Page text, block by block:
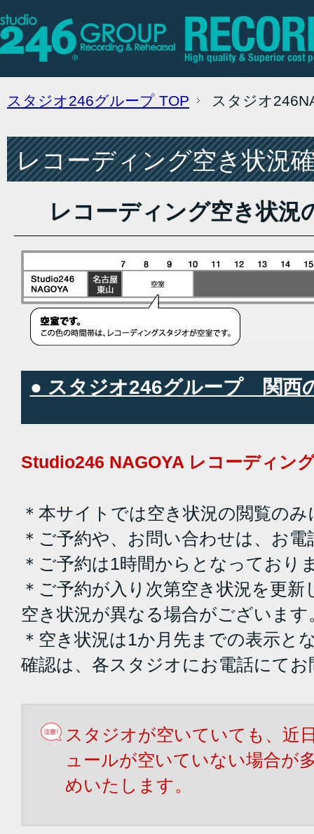
スタジオ246グループ TOP スタジオ
レコーディング空き状況
レコーディング空き状況
● スタジオ246グループ 関西
Studio246 NAGOYA レコーディン
＊本サイトでは空き状況の閲覧の
＊ご予約や、お問い合わせは、お
＊ご予約は1時間からとなっており
＊ご予約が入り次第空き状況を更
空き状況が異なる場合がございます
＊空き状況は1か月先までの表示と
確認は、各スタジオにお電話にて
スタジオが空いていても、近
ュールが空いていない場合が
めいたします。